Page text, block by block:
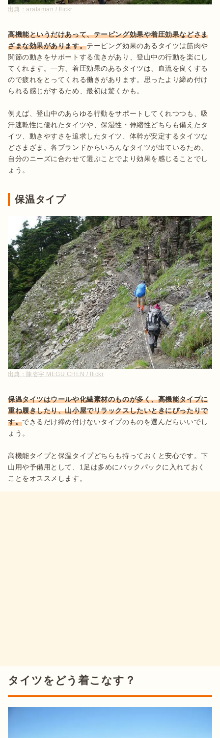
出典：arataman / flickr
高機能というだけあって、テーピング効果や着圧効果などさま
ざまな効果があります。テーピング効果のあるタイツは筋肉や
関節の動きをサポートする働きがあり、登山中の行動を楽にし
てくれます。一方、着圧効果のあるタイツは、血流を良くする
ので疲れをとってくれる働きがあります。思ったより締め付け
られる感じがするため、最初は驚くかも。
例えば、登山中のあらゆる行動をサポートしてくれつつも、吸
汗速乾性に優れたタイツや、保湿性・伸縮性どちらも備えたタ
イツ、動きやすさを追求したタイツ、体幹が安定するタイツな
どさまざま。各ブランドからいろんなタイツが出ているため、
自分のニーズに合わせて選ぶことでより効果を感じることでし
ょう。
保温タイプ
出典： 陳姿宇 MEGU CHEN / flickr
保温タイツはウールや化繊素材のものが多く、高機能タイプに
重ね履きしたり、山小屋でリラックスしたいときにぴったりで
す。できるだけ締め付けないタイプのものを選んだらいいでし
ょう。
高機能タイプと保温タイプどちらも持っておくと安心です。下
山用や予備用として、1足は多めにバックパックに入れておく
ことをオススメします。
タイツをどう着こなす？